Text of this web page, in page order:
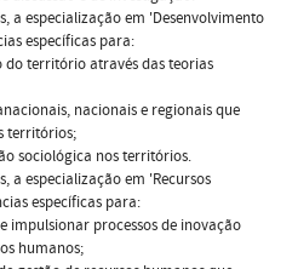
a especialização em 'Desenvolvimento
específicas para:
território através das teorias
nacionais e regionais que
territórios;
sociológica nos territórios.
a especialização em 'Recursos
específicas para:
processos de inovação
humanos;